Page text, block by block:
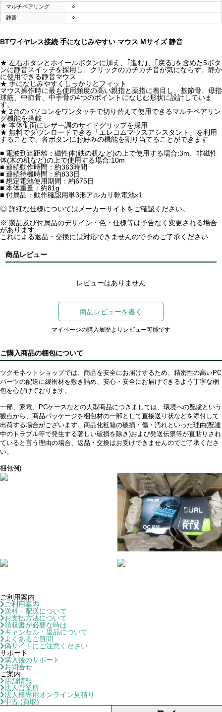
マルチペアリング
○
静音
○
BTワイヤレス接続 手になじみやすい マウス Mサイズ 静音
★ 左右ボタンとホイールボタンに加え、｢進む｣、｢戻る｣を含めた5ボタ
ンに静音スイッチを採用し、クリックのカチカチ音が気にならず、静か
に使用できる静音マウス
★ 手になじみやすくしっかりとフィット
マウス操作時に最も使用頻度の高い親指と薬指に着目し、基節骨、母指
球筋、中節骨、中手骨の4つのポイントになじむ形状に設計していま
す。
★ 2台のパソコンをワンタッチで切り替えて使用できるマルチペアリン
グ機能を搭載
★ 本体側面にレザー調のサイドグリップを採用
★ 無料でダウンロードできる「エレコムマウスアシスタント」を利用
することで、各ボタンにお好みの機能を割り当てることができます
■ 電波到達距離：磁性体(鉄の机など)の上で使用する場合:3m、非磁性
体(木の机など)の上で使用する場合:10m
■ 連続動作時間：約363時間
■ 連続待機時間：約833日
■ 想定電池使用期間：約675日
■ 本体重量：約81g
■ 付属品：動作確認用単3形アルカリ乾電池x1
◎ 詳細な仕様についてはメーカーサイトをご確認ください。
※ 製品及び付属品のデザイン・色・仕様等は予告なく変更される場合
があります
これによる返品・交換には対応できませんので予めご了承ください
商品レビュー
レビューはありません
商品レビューを書く
マイページの購入履歴よりレビュー可能です
ご購入商品の梱包について
ツクモネットショップでは、商品を安全にお届けするため、精密性の高いPC
パーツの配送に緩衝材を敷き詰め、安心・安全にお届けできるよう丁寧な梱
包を心がけております。
一部、家電、PCケースなどの大型商品につきましては、環境への配慮という
観点から、商品パッケージを梱包材の一部として直接送り状などを添付して
出荷する場合がございます。商品化粧箱の破損・傷・汚れといった理由(配達
中のトラブル等で発生する著しい破損を除き)および発送伝票等が直貼りされ
ていると言う理由の場合、返品・交換はお受けできませんのでご了承くださ
い。
梱包例)
ご利用案内
ご利用案内
送料・配送について
お支払方法について
領収書が必要な時は
キャンセル・返品について
よくあるご質問
偽サイトにご注意ください
サポート
購入後のサポート
お問合せ
ご案内
店舗情報
法人営業所
法人様専用オンライン見積り
中古 (買取)